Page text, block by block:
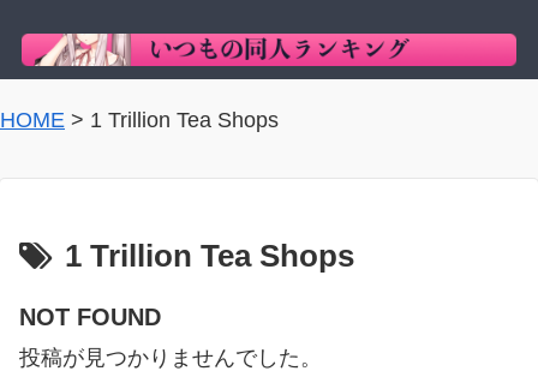
HOME > 1 Trillion Tea Shops
1 Trillion Tea Shops
NOT FOUND
投稿が見つかりませんでした。